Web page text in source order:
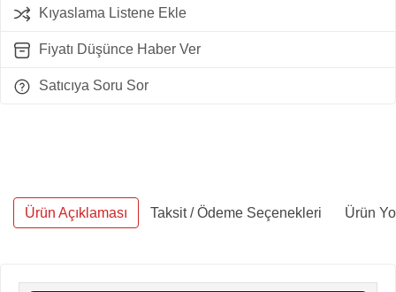
Kıyaslama Listene Ekle
Fiyatı Düşünce Haber Ver
Satıcıya Soru Sor
Ürün Açıklaması Taksit / Ödeme Seçenekleri Ürün